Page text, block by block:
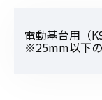
電動基台用（
※25mm以下